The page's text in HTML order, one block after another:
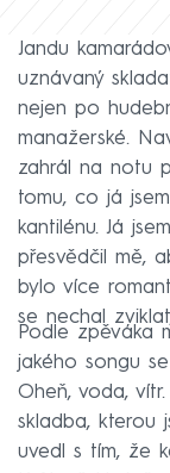
Jandu
uznávaný
nejen po
manažerské.
zahrál na notu
tomu, co já
kantilénu. Já
přesvědčil mě,
bylo více
se nechal
Podle zpěváka
jakého songu
Oheň, voda,
skladba, kterou
uvedl s tím, že